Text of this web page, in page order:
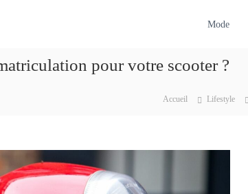
Mode
pour votre scooter ?
Accueil Lifestyle